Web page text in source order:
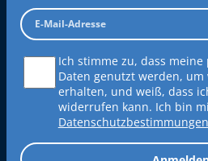
Ich stimme zu, dass
Daten genutzt werden,
erhalten, und weiß, dass
widerrufen kann. Ich bin
Datenschutzbestimmungen